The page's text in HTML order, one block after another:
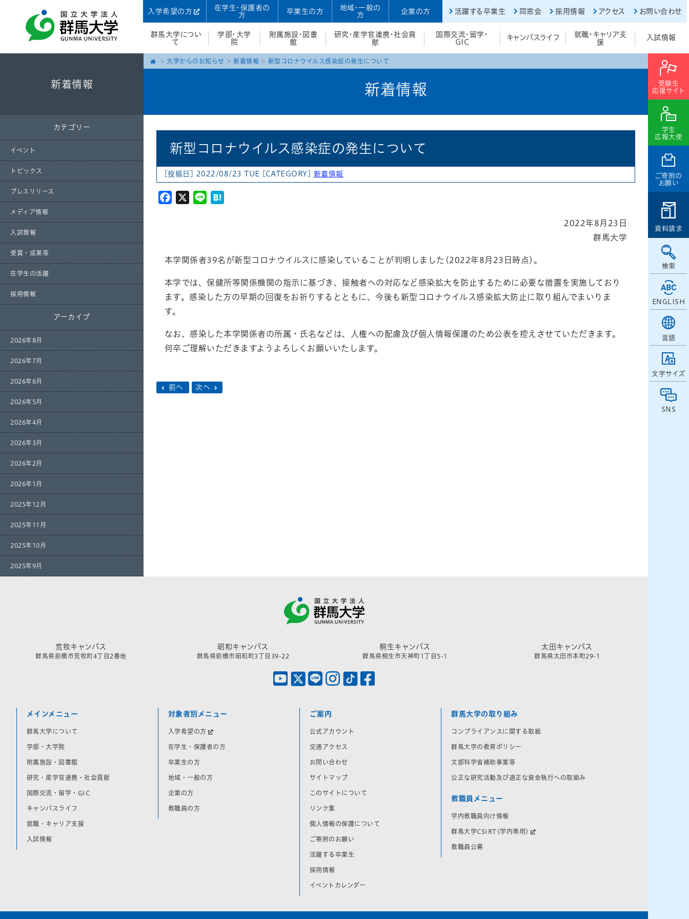
入学希望の方
在学生・保護者の
方
卒業生の方
地域・一般の
方
企業の方 活躍する卒業生 同窓会 採用情報 アクセス お問い合わせ
群馬大学につい
て
学部・大学
院
附属施設・図書
館
研究・産学官連携・社会貢
献
国際交流・留学・
GIC
キャンパスライフ
就職・キャリア支
援
入試情報
受験生
応援サイト
学生
広報大使
ご寄附の
お願い
資料請求
検索
ENGLISH
言語
文字サイズ
SNS
新着情報
カテゴリー
イベント
トピックス
プレスリリース
メディア情報
入試情報
受賞・成果等
在学生の活躍
採用情報
アーカイブ
2026年8月
2026年7月
2026年6月
2026年5月
2026年4月
2026年3月
2026年2月
2026年1月
2025年12月
2025年11月
2025年10月
2025年9月
大学からのお知らせ 新着情報 新型コロナウイルス感染症の発生について
新着情報
新型コロナウイルス感染症の発生について
[投稿日] 2022/08/23 TUE [CATEGORY] 新着情報
Facebook
X Line
2022年8月23日
群馬大学
本学関係者39名が新型コロナウイルスに感染していることが判明しました(2022年8月23日時点)。
本学では、保健所等関係機関の指示に基づき、接触者への対応など感染拡大を防止するために必要な措置を実施しており
ます。感染した方の早期の回復をお祈りするとともに、今後も新型コロナウイルス感染拡大防止に取り組んでまいりま
す。
なお、感染した本学関係者の所属・氏名などは、人権への配慮及び個人情報保護のため公表を控えさせていただきます。
何卒ご理解いただきますようよろしくお願いいたします。
前へ 次へ
荒牧キャンパス
群馬県前橋市荒牧町4丁目2番地
昭和キャンパス
群馬県前橋市昭和町3丁目39-22
桐生キャンパス
群馬県桐生市天神町1丁目5-1
太田キャンパス
群馬県太田市本町29-1
メインメニュー
群馬大学について
学部・大学院
附属施設・図書館
研究・産学官連携・社会貢献
国際交流・留学・GIC
キャンパスライフ
就職・キャリア支援
入試情報
対象者別メニュー
入学希望の方
在学生・保護者の方
卒業生の方
地域・一般の方
企業の方
教職員の方
ご案内
公式アカウント
交通アクセス
お問い合わせ
サイトマップ
このサイトについて
リンク集
個人情報の保護について
ご寄附のお願い
活躍する卒業生
採用情報
イベントカレンダー
群馬大学の取り組み
コンプライアンスに関する取組
群馬大学の教育ポリシー
文部科学省補助事業等
公正な研究活動及び適正な資金執行への取組み
教職員メニュー
学内教職員向け情報
群馬大学CSIRT(学内専用)
教職員公募